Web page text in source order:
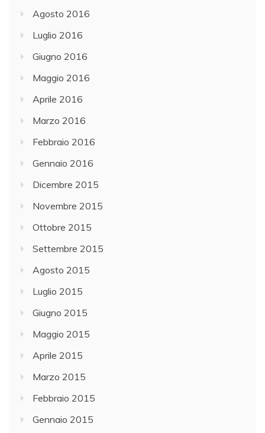
Agosto 2016
Luglio 2016
Giugno 2016
Maggio 2016
Aprile 2016
Marzo 2016
Febbraio 2016
Gennaio 2016
Dicembre 2015
Novembre 2015
Ottobre 2015
Settembre 2015
Agosto 2015
Luglio 2015
Giugno 2015
Maggio 2015
Aprile 2015
Marzo 2015
Febbraio 2015
Gennaio 2015